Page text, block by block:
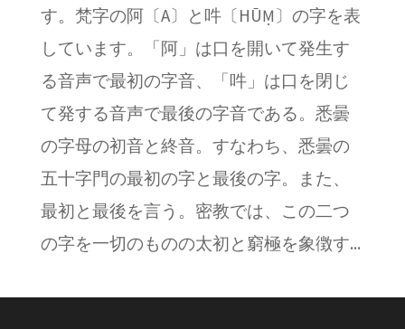
す。梵字の阿〔A〕と吽〔HŪṂ〕の字を表
しています。「阿」は口を開いて発生す
る音声で最初の字音、「吽」は口を閉じ
て発する音声で最後の字音である。悉曇
の字母の初音と終音。すなわち、悉曇の
五十字門の最初の字と最後の字。また、
最初と最後を言う。密教では、この二つ
の字を一切のものの太初と窮極を象徴す...